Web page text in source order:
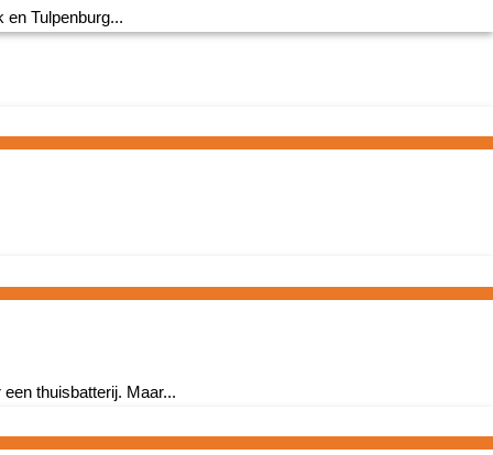
en Tulpenburg...
thuisbatterij. Maar...